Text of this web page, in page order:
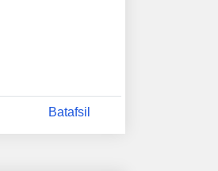
Batafsil